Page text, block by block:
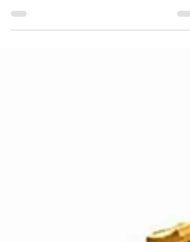
sicuro per chi desidera proteggere i propri
risparmi o...